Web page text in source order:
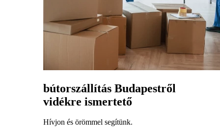
bútorszállítás Budapestről
vidékre ismertető
Hívjon és örömmel segítünk.